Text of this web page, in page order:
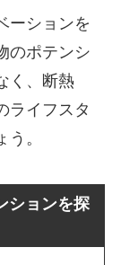
ーションを
のポテンシ
く、断熱
ライフスタ
。
ションを探